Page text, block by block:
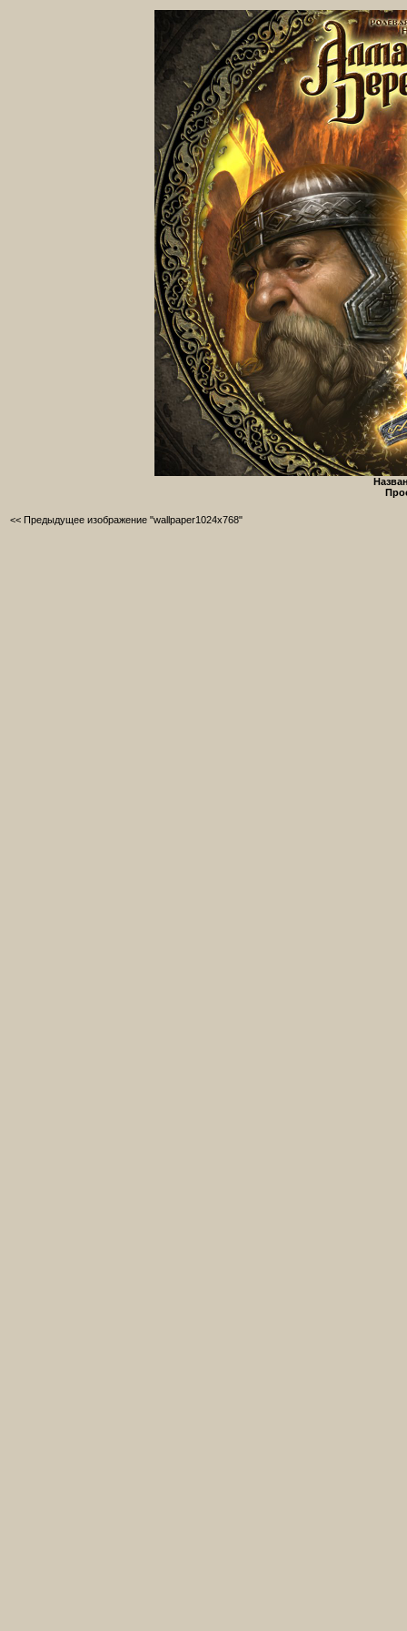
<< Предыдущее изображение "wallpaper1024x768"